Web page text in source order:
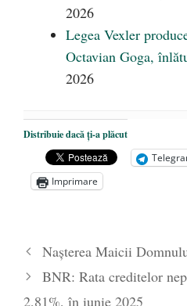
2026
Legea Vexler
Octavian Goga,
2026
Distribuie dacă ți-a plăcut
Imprimare
Nașterea Maicii
BNR: Rata creditelor
2,81%, în iunie 2025